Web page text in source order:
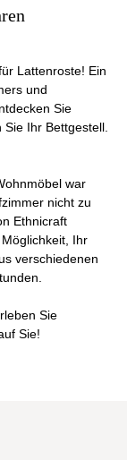
Lattenroste! Ein
und
Sie
Ihr Bettgestell.
war
nicht zu
Ethnicraft
Ihr
verschiedenen
Sie
Sie!